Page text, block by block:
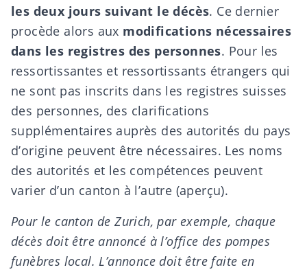
les deux jours suivant le décès. Ce dernier
procède alors aux modifications nécessaires
dans les registres des personnes. Pour les
ressortissantes et ressortissants étrangers qui
ne sont pas inscrits dans les registres suisses
des personnes, des clarifications
supplémentaires auprès des autorités du pays
d’origine peuvent être nécessaires. Les noms
des autorités et les compétences peuvent
varier d’un canton à l’autre (aperçu).
Pour le canton de Zurich, par exemple, chaque
décès doit être annoncé à l’office des pompes
funèbres local. L’annonce doit être faite en